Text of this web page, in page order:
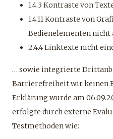
1.4.3 Kontraste von
1.4.11 Kontraste von
Bedienelementen nicht
2.4.4 Linktexte nicht
… sowie integrierte
Barrierefreiheit wir keinen
Erklärung wurde am
erfolgte durch externe
Testmethoden wie: